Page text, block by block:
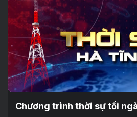
Chương trình thời sự tối